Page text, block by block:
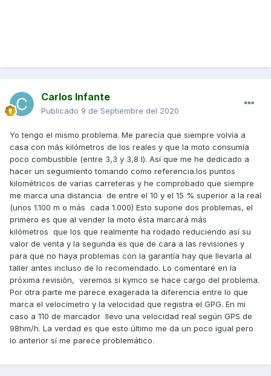
Carlos Infante
Publicado 9 de Septiembre del 2020
Yo tengo el mismo problema. Me parecía que siempre volvía a
casa con más kilómetros de los reales y que la moto consumía
poco combustible (entre 3,3 y 3,8 l). Así que me he dedicado a
hacer un seguimiento tomando como referencia.los puntos
kilométricos de varias carreteras y he comprobado que siempre
me marca una distancia de entre el 10 y el 15 % superior a la real
(unos 1.100 m o más cada 1.000) Esto supone dos problemas, el
primero es que al vender la moto ésta marcará más
kilómetros que los que realmente ha rodado reduciendo así su
valor de venta y la segunda es que de cara a las revisiones y
para que no haya problemas con la garantía hay que llevarla al
taller antes incluso de lo recomendado. Lo comentaré en la
próxima revisión, veremos si kymco se hace cargo del problema.
Por otra parte me parece exagerada la diferencia entre lo que
marca el velocímetro y la velocidad que registra el GPG. En mi
caso a 110 de marcador llevo una velocidad real según GPS de
98hm/h. La verdad es que esto último me da un poco igual pero
lo anterior sí me parece problemático.